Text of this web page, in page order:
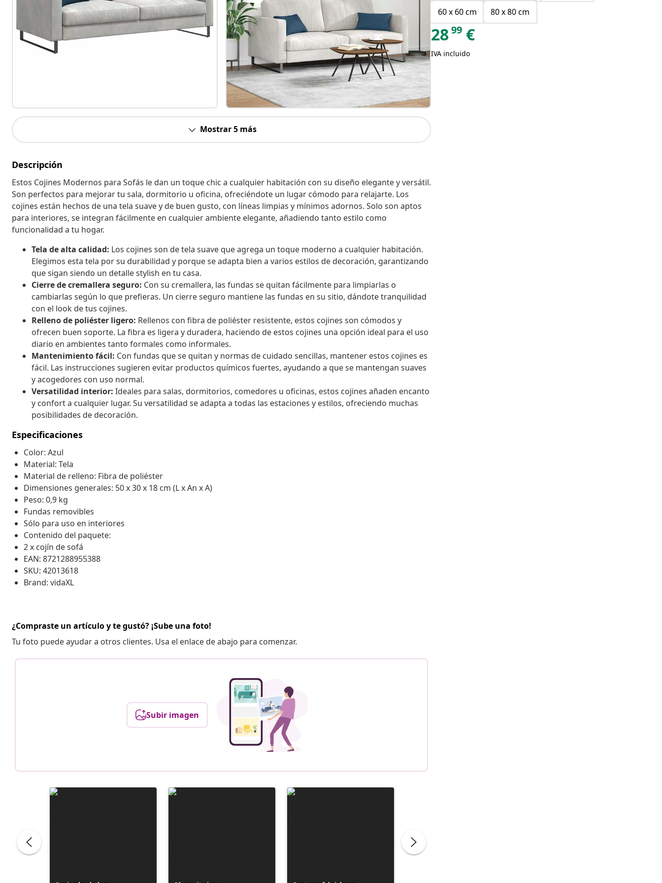
Mostrar 5 más
Descripción
Estos Cojines Modernos para Sofás le dan un toque chic a cualquier habitación con su diseño elegante y versátil.
Son perfectos para mejorar tu sala, dormitorio u oficina, ofreciéndote un lugar cómodo para relajarte. Los
cojines están hechos de una tela suave y de buen gusto, con líneas limpias y mínimos adornos. Solo son aptos
para interiores, se integran fácilmente en cualquier ambiente elegante, añadiendo tanto estilo como
funcionalidad a tu hogar.
Tela de alta calidad: Los cojines son de tela suave que agrega un toque moderno a cualquier habitación.
Elegimos esta tela por su durabilidad y porque se adapta bien a varios estilos de decoración, garantizando
que sigan siendo un detalle stylish en tu casa.
Cierre de cremallera seguro: Con su cremallera, las fundas se quitan fácilmente para limpiarlas o
cambiarlas según lo que prefieras. Un cierre seguro mantiene las fundas en su sitio, dándote tranquilidad
con el look de tus cojines.
Relleno de poliéster ligero: Rellenos con fibra de poliéster resistente, estos cojines son cómodos y
ofrecen buen soporte. La fibra es ligera y duradera, haciendo de estos cojines una opción ideal para el uso
diario en ambientes tanto formales como informales.
Mantenimiento fácil: Con fundas que se quitan y normas de cuidado sencillas, mantener estos cojines es
fácil. Las instrucciones sugieren evitar productos químicos fuertes, ayudando a que se mantengan suaves
y acogedores con uso normal.
Versatilidad interior: Ideales para salas, dormitorios, comedores u oficinas, estos cojines añaden encanto
y confort a cualquier lugar. Su versatilidad se adapta a todas las estaciones y estilos, ofreciendo muchas
posibilidades de decoración.
Especificaciones
Color: Azul
Material: Tela
Material de relleno: Fibra de poliéster
Dimensiones generales: 50 x 30 x 18 cm (L x An x A)
Peso: 0,9 kg
Fundas removibles
Sólo para uso en interiores
Contenido del paquete:
2 x cojín de sofá
EAN: 8721288955388
SKU: 42013618
Brand: vidaXL
¿Compraste un artículo y te gustó? ¡Sube una foto!
Tu foto puede ayudar a otros clientes. Usa el enlace de abajo para comenzar.
Subir imagen
60 x 60 cm 80 x 80 cm
2899 €
IVA incluido